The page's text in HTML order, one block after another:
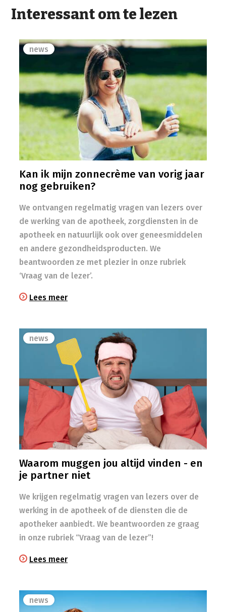
Interessant om te lezen
news
Kan ik mijn zonnecrème van vorig jaar
nog gebruiken?
We ontvangen regelmatig vragen van lezers over
de werking van de apotheek, zorgdiensten in de
apotheek en natuurlijk ook over geneesmiddelen
en andere gezondheidsproducten. We
beantwoorden ze met plezier in onze rubriek
‘Vraag van de lezer’.
Lees meer
news
Waarom muggen jou altijd vinden - en
je partner niet
We krijgen regelmatig vragen van lezers over de
werking in de apotheek of de diensten die de
apotheker aanbiedt. We beantwoorden ze graag
in onze rubriek “Vraag van de lezer”!
Lees meer
news